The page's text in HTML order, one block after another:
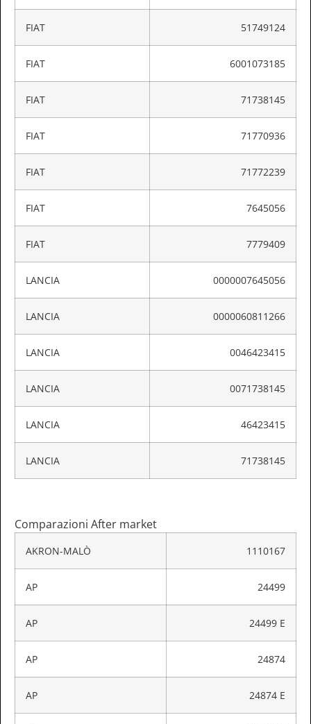
FIAT 51749124
FIAT 6001073185
FIAT 71738145
FIAT 71770936
FIAT 71772239
FIAT 7645056
FIAT 7779409
LANCIA 0000007645056
LANCIA 0000060811266
LANCIA 0046423415
LANCIA 0071738145
LANCIA 46423415
LANCIA 71738145
Comparazioni After market
AKRON-MALÒ 1110167
AP 24499
AP 24499 E
AP 24874
AP 24874 E